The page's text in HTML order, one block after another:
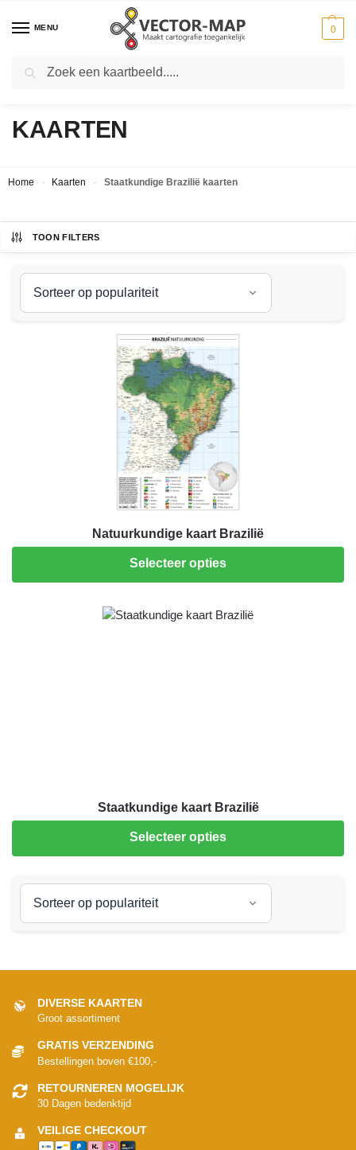
MENU 0
KAARTEN
Home - Kaarten - Staatkundige Brazilië kaarten
TOON FILTERS
Natuurkundige kaart Brazilië
Selecteer opties
Staatkundige kaart Brazilië
Selecteer opties
DIVERSE KAARTEN
Groot assortiment
GRATIS VERZENDING
Bestellingen boven €100,-
RETOURNEREN MOGELIJK
30 Dagen bedenktijd
VEILIGE CHECKOUT